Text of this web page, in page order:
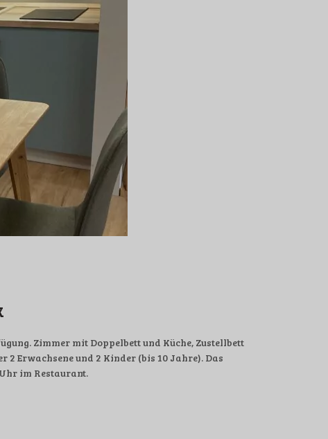
Zimmer mit Doppelbett und Küche, Zustellbett
2 Erwachsene und 2 Kinder (bis 10 Jahre). Das
im Restaurant.